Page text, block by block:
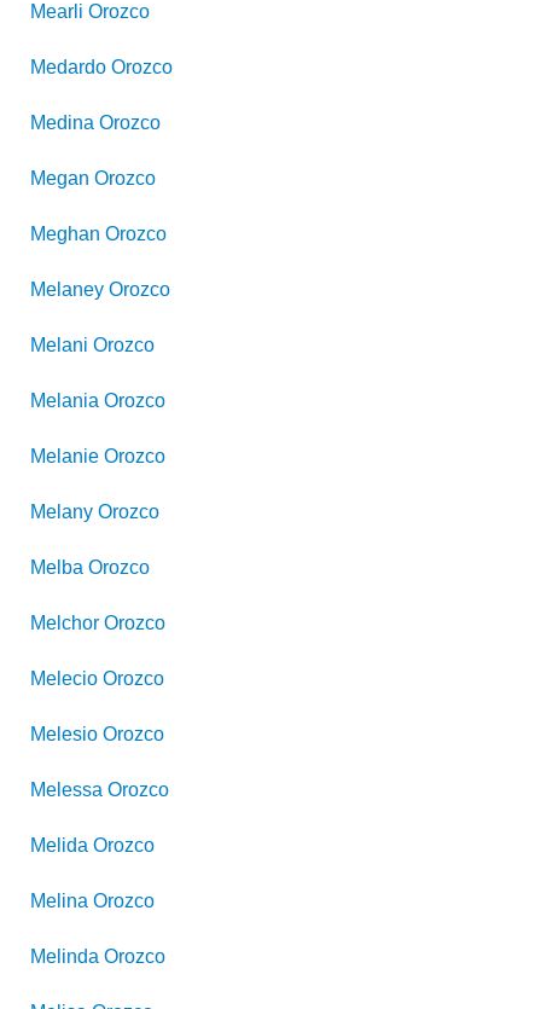
Mearli Orozco
Medardo Orozco
Medina Orozco
Megan Orozco
Meghan Orozco
Melaney Orozco
Melani Orozco
Melania Orozco
Melanie Orozco
Melany Orozco
Melba Orozco
Melchor Orozco
Melecio Orozco
Melesio Orozco
Melessa Orozco
Melida Orozco
Melina Orozco
Melinda Orozco